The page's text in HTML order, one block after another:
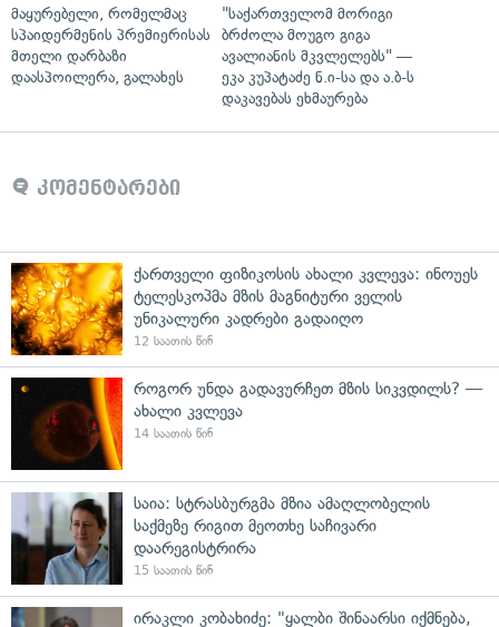
მაყურებელი, რომელმაც
სპაიდერმენის პრემიერისას
მთელი დარბაზი
დაასპოილერა, გალახეს
"საქართველომ მორიგი
ბრძოლა მოუგო გიგა
ავალიანის მკვლელებს" —
ეკა კუპატაძე ნ.ი-სა და ა.ბ-ს
დაკავებას ეხმაურება
კომენტარები
ქართველი ფიზიკოსის ახალი კვლევა: ინოუეს
ტელესკოპმა მზის მაგნიტური ველის
უნიკალური კადრები გადაიღო
12 საათის წინ
როგორ უნდა გადავურჩეთ მზის სიკვდილს? —
ახალი კვლევა
14 საათის წინ
საია: სტრასბურგმა მზია ამაღლობელის
საქმეზე რიგით მეოთხე საჩივარი
დაარეგისტრირა
15 საათის წინ
ირაკლი კობახიძე: "ყალბი შინაარსი იქმნება,